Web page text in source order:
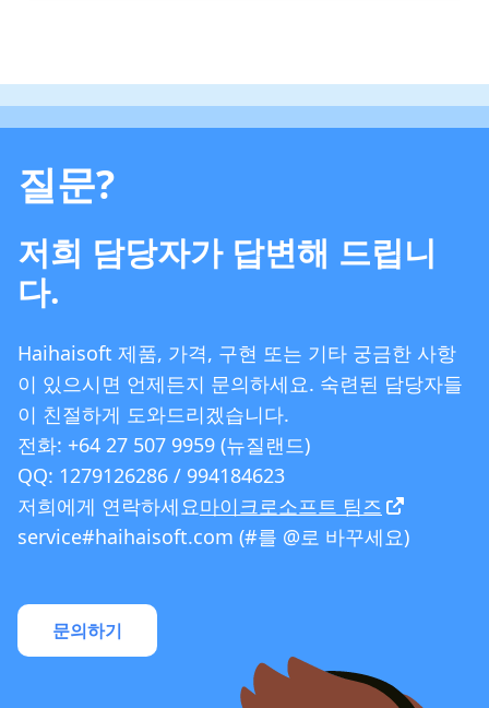
질문?
저희 담당자가 답변해 드립니
다.
Haihaisoft 제품, 가격, 구현 또는 기타 궁금한 사항
이 있으시면 언제든지 문의하세요. 숙련된 담당자들
이 친절하게 도와드리겠습니다.
전화: +64 27 507 9959 (뉴질랜드)
QQ: 1279126286 / 994184623
저희에게 연락하세요마이크로소프트 팀즈
service#haihaisoft.com (#를 @로 바꾸세요)
문의하기